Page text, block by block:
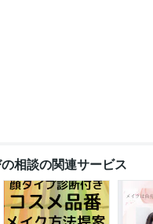
相談の関連サービス